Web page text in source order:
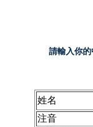
請輸入你
姓名
注音